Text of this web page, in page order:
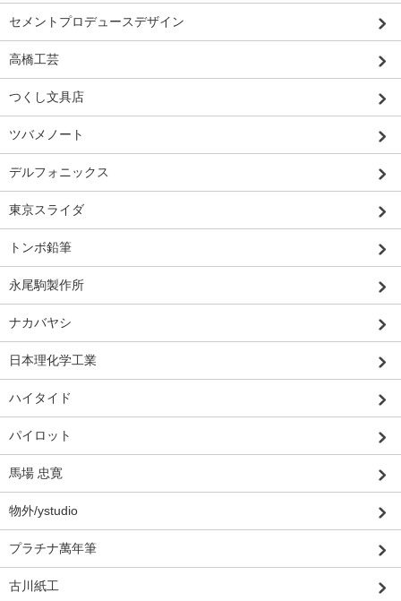
セメントプロデュースデザイン
高橋工芸
つくし文具店
ツバメノート
デルフォニックス
東京スライダ
トンボ鉛筆
永尾駒製作所
ナカバヤシ
日本理化学工業
ハイタイド
パイロット
馬場 忠寛
物外/ystudio
プラチナ萬年筆
古川紙工